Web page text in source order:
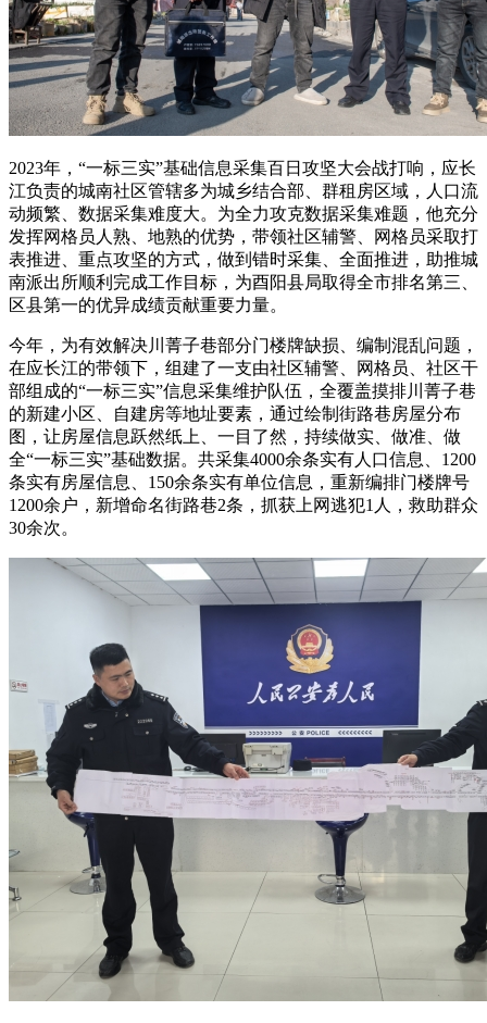
2023年，“一标三实”基础信息采集百日攻坚大会战打响，应长
江负责的城南社区管辖多为城乡结合部、群租房区域，人口流
动频繁、数据采集难度大。为全力攻克数据采集难题，他充分
发挥网格员人熟、地熟的优势，带领社区辅警、网格员采取打
表推进、重点攻坚的方式，做到错时采集、全面推进，助推城
南派出所顺利完成工作目标，为酉阳县局取得全市排名第三、
区县第一的优异成绩贡献重要力量。
今年，为有效解决川菁子巷部分门楼牌缺损、编制混乱问题，
在应长江的带领下，组建了一支由社区辅警、网格员、社区干
部组成的“一标三实”信息采集维护队伍，全覆盖摸排川菁子巷
的新建小区、自建房等地址要素，通过绘制街路巷房屋分布
图，让房屋信息跃然纸上、一目了然，持续做实、做准、做
全“一标三实”基础数据。共采集4000余条实有人口信息、1200
条实有房屋信息、150余条实有单位信息，重新编排门楼牌号
1200余户，新增命名街路巷2条，抓获上网逃犯1人，救助群众
30余次。